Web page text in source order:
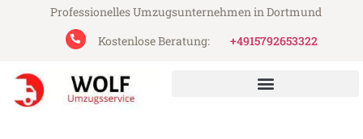
Professionelles Umzugsunternehmen in Dortmund
Kostenlose Beratung:
+4915792653322